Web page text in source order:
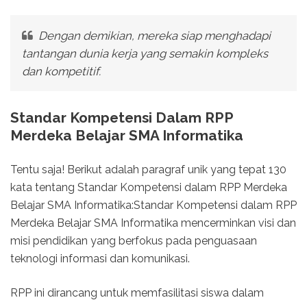
Dengan demikian, mereka siap menghadapi
tantangan dunia kerja yang semakin kompleks
dan kompetitif.
Standar Kompetensi Dalam RPP
Merdeka Belajar SMA Informatika
Tentu saja! Berikut adalah paragraf unik yang tepat 130
kata tentang Standar Kompetensi dalam RPP Merdeka
Belajar SMA Informatika:Standar Kompetensi dalam RPP
Merdeka Belajar SMA Informatika mencerminkan visi dan
misi pendidikan yang berfokus pada penguasaan
teknologi informasi dan komunikasi.
RPP ini dirancang untuk memfasilitasi siswa dalam